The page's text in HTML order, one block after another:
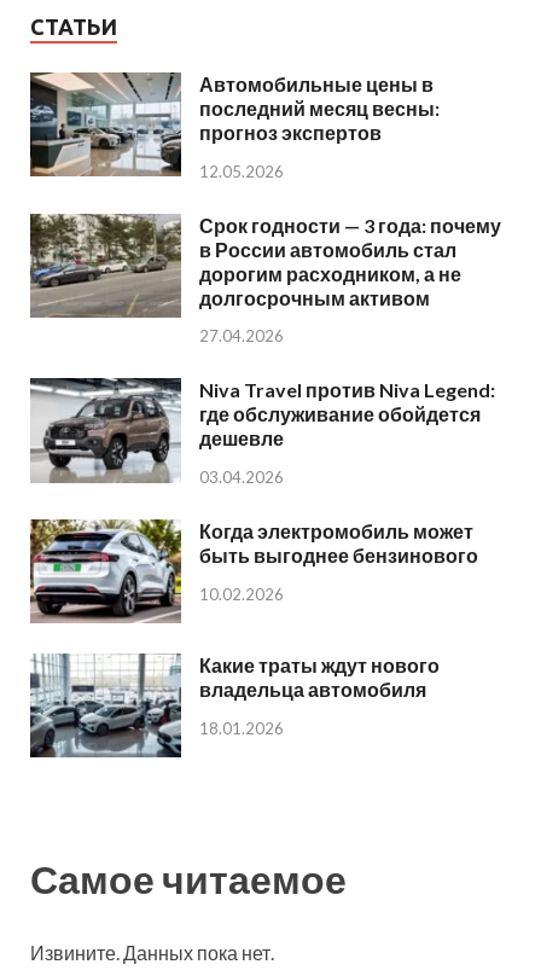
СТАТЬИ
Автомобильные цены в
последний месяц весны:
прогноз экспертов
12.05.2026
Срок годности — 3 года: почему
в России автомобиль стал
дорогим расходником, а не
долгосрочным активом
27.04.2026
Niva Travel против Niva Legend:
где обслуживание обойдется
дешевле
03.04.2026
Когда электромобиль может
быть выгоднее бензинового
10.02.2026
Какие траты ждут нового
владельца автомобиля
18.01.2026
Самое читаемое
Извините. Данных пока нет.